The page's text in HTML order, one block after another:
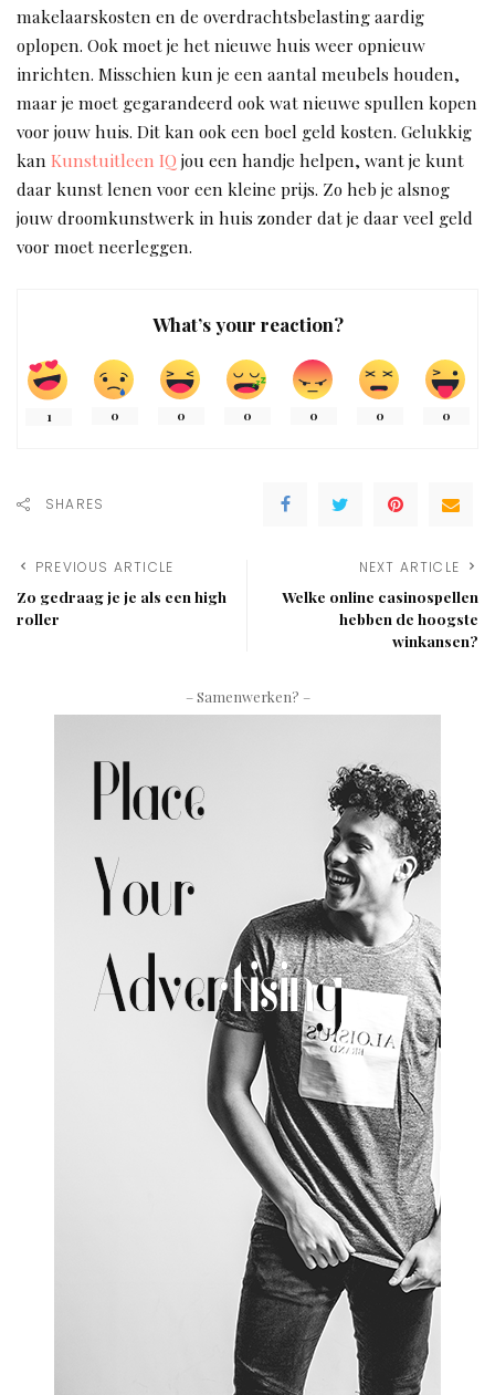
makelaarskosten en de overdrachtsbelasting aardig
oplopen. Ook moet je het nieuwe huis weer opnieuw
inrichten. Misschien kun je een aantal meubels houden,
maar je moet gegarandeerd ook wat nieuwe spullen kopen
voor jouw huis. Dit kan ook een boel geld kosten. Gelukkig
kan Kunstuitleen IQ jou een handje helpen, want je kunt
daar kunst lenen voor een kleine prijs. Zo heb je alsnog
jouw droomkunstwerk in huis zonder dat je daar veel geld
voor moet neerleggen.
What’s your reaction?
1 0 0 0 0 0 0
SHARES
PREVIOUS ARTICLE
Zo gedraag je je als een high
roller
NEXT ARTICLE
Welke online casinospellen
hebben de hoogste
winkansen?
– Samenwerken? –